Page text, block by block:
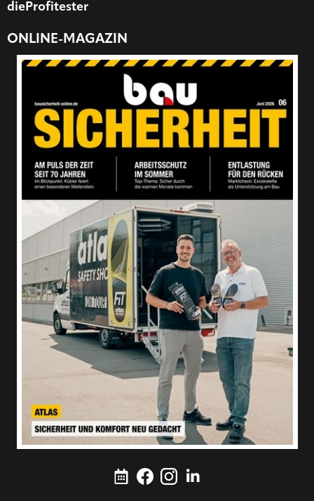
dieProfitester
ONLINE-MAGAZIN